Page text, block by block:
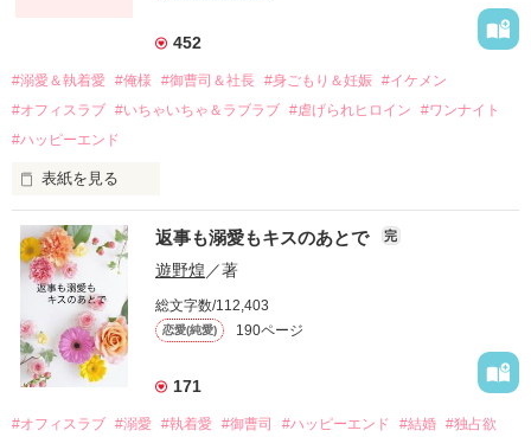
それから約十二年後。
過去の傷から、二度と会いたくないと思っていた哲平に
運命のような再会を果たす。
酔った勢いで一夜を共にしてしまった。
さらに、美桜が初めてだと知った哲平は
『責任をとる、結婚しよう』と真っ直ぐに告げてきた。
戸惑う美桜とは裏腹に、好きという気持ちを隠すことなく
甘やかしてくる。
そんなある日、哲平は美桜がストーカー被害に
遭っていることを知る。
美桜を守るため、哲平は同居を提案してきて――。
夏木美桜(なつきみお)
452
#溺愛＆執着愛 #俺様 #御曹司＆社長 #身ごもり＆妊娠 #イケメン
#オフィスラブ #いちゃいちゃ＆ラブラブ #虐げられヒロイン
#ワンナイト
#ハッピーエンド
表紙を見る
おかしな噂を流されて前の職場でうまくいかなかった梅田美
桜は、海外で傷心旅行をしていたところ、日本人美青年と出会
い、酒の勢いもあり一夜限りの関係となる。
帰国後、美桜は新しい職場でワンナイトした美青年と再会。
なんと彼の正体は、とある財閥御曹司にも関わらず、一族を離
れて起業した新進気鋭の実業家、社内でも冷徹だと評判な社長
――御影恭司その人だったのだ――！
なぜか恭司から飼い猫の世話係を命じられた美桜は、猫の世
の関係となってしまい――？
返事も溺愛もキスのあとで 完
遊野煌／著
総文字数/112,403
恋愛(純愛) 190ページ
171
#オフィスラブ #溺愛 #執着愛 #御曹司 #ハッピーエンド #結婚 #独占欲